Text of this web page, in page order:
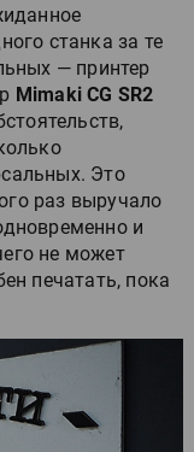
станка за те
— принтер
Mimaki СG SR2
Это
раз выручало
и
не может
печатать, пока